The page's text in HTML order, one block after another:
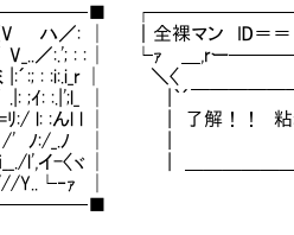
＜V ハ／: │ ｜全裸マン ID＝＝
´ V_..／:.'; : : │ └ｧ ＿,rー
ﾐ |:´:; : :i:.i_r │ ＼〈
'´ .|: ;ｲ: :.|';l_ │ |｀´￣￣￣￣￣
=ﾘ:/ l: :んl l │ | 了解！！ 粘
/' ﾉ:/_.ﾉ │ |
ｉ__./l',イ-〈ヾ │ | ＿＿＿＿＿
ｧ │